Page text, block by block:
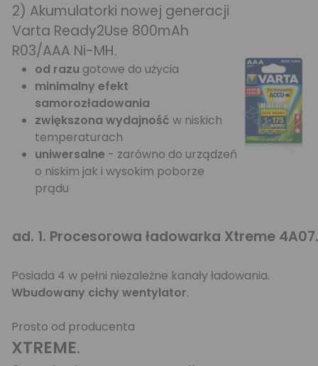
2) Akumulatorki nowej generacji
Varta Ready2Use 800mAh
R03/AAA Ni-MH.
od razu gotowe do użycia
minimalny efekt
samorozładowania
zwiększona wydajność w niskich
temperaturach
uniwersalne - zarówno do urządzeń
o niskim jak i wysokim poborze
prądu
ad. 1. Procesorowa ładowarka Xtreme 4A07.
Posiada 4 w pełni niezależne kanały ładowania.
Wbudowany cichy wentylator.
Prosto od producenta
XTREME.